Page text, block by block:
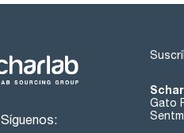
Síguenos:
Gato